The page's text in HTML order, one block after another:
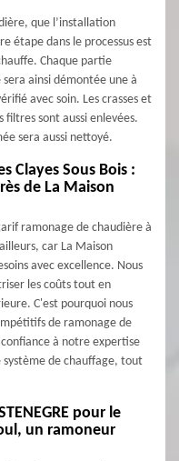
que l’installation
étape dans le processus est
Chaque partie
ainsi démontée une à
avec soin. Les crasses et
sont aussi enlevées.
sera aussi nettoyé.
Clayes Sous Bois :
de La Maison
ramonage de chaudière à
car La Maison
avec excellence. Nous
les coûts tout en
C'est pourquoi nous
de ramonage de
confiance à notre expertise
de chauffage, tout
pour le
un ramoneur